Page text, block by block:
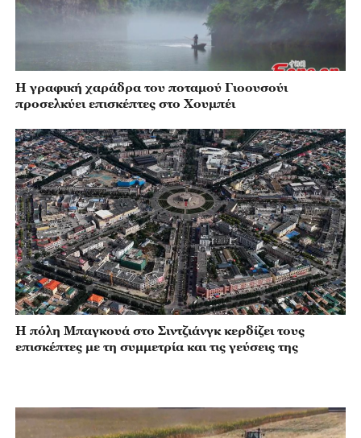
Η γραφική χαράδρα του ποταμού Γιοουσούι
προσελκύει επισκέπτες στο Χουμπέι
Η πόλη Μπαγκουά στο Σιντζιάνγκ κερδίζει τους
επισκέπτες με τη συμμετρία και τις γεύσεις της